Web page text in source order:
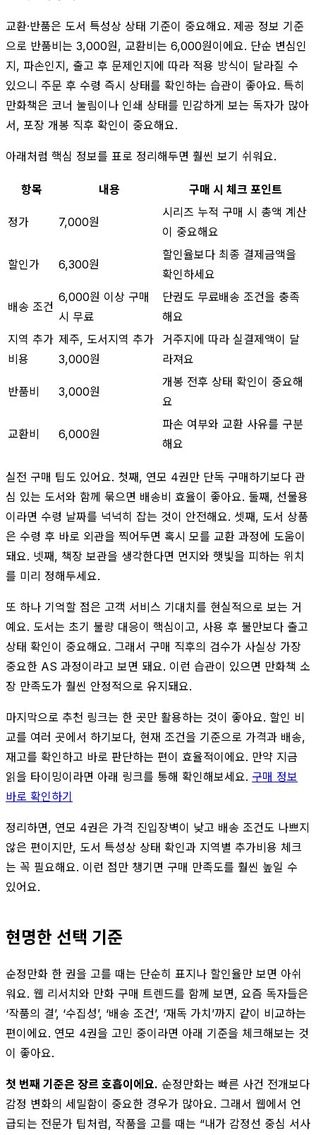
교환·반품은 도서 특성상 상태 기준이 중요해요. 제공 정보 기준
으로 반품비는 3,000원, 교환비는 6,000원이에요. 단순 변심인
지, 파손인지, 출고 후 문제인지에 따라 적용 방식이 달라질 수
있으니 주문 후 수령 즉시 상태를 확인하는 습관이 좋아요. 특히
만화책은 코너 눌림이나 인쇄 상태를 민감하게 보는 독자가 많아
서, 포장 개봉 직후 확인이 중요해요.
아래처럼 핵심 정보를 표로 정리해두면 훨씬 보기 쉬워요.
항목 내용 구매 시 체크 포인트
정가 7,000원
시리즈 누적 구매 시 총액 계산
이 중요해요
할인가 6,300원
할인율보다 최종 결제금액을
확인하세요
배송 조건
6,000원 이상 구매
시 무료
단권도 무료배송 조건을 충족
해요
지역 추가
비용
제주, 도서지역 추가
3,000원
거주지에 따라 실결제액이 달
라져요
반품비 3,000원
개봉 전후 상태 확인이 중요해
요
교환비 6,000원
파손 여부와 교환 사유를 구분
해요
실전 구매 팁도 있어요. 첫째, 연모 4권만 단독 구매하기보다 관
심 있는 도서와 함께 묶으면 배송비 효율이 좋아요. 둘째, 선물용
이라면 수령 날짜를 넉넉히 잡는 것이 안전해요. 셋째, 도서 상품
은 수령 후 바로 외관을 찍어두면 혹시 모를 교환 과정에 도움이
돼요. 넷째, 책장 보관을 생각한다면 먼지와 햇빛을 피하는 위치
를 미리 정해두세요.
또 하나 기억할 점은 고객 서비스 기대치를 현실적으로 보는 거
예요. 도서는 초기 불량 대응이 핵심이고, 사용 후 불만보다 출고
상태 확인이 중요해요. 그래서 구매 직후의 검수가 사실상 가장
중요한 AS 과정이라고 보면 돼요. 이런 습관이 있으면 만화책 소
장 만족도가 훨씬 안정적으로 유지돼요.
마지막으로 추천 링크는 한 곳만 활용하는 것이 좋아요. 할인 비
교를 여러 곳에서 하기보다, 현재 조건을 기준으로 가격과 배송,
재고를 확인하고 바로 판단하는 편이 효율적이에요. 만약 지금
읽을 타이밍이라면 아래 링크를 통해 확인해보세요. 구매 정보
바로 확인하기
정리하면, 연모 4권은 가격 진입장벽이 낮고 배송 조건도 나쁘지
않은 편이지만, 도서 특성상 상태 확인과 지역별 추가비용 체크
는 꼭 필요해요. 이런 점만 챙기면 구매 만족도를 훨씬 높일 수
있어요.
현명한 선택 기준
순정만화 한 권을 고를 때는 단순히 표지나 할인율만 보면 아쉬
워요. 웹 리서치와 만화 구매 트렌드를 함께 보면, 요즘 독자들은
‘작품의 결’, ‘수집성’, ‘배송 조건’, ‘재독 가치’까지 같이 비교하는
편이에요. 연모 4권을 고민 중이라면 아래 기준을 체크해보는 것
이 좋아요.
첫 번째 기준은 장르 호흡이에요. 순정만화는 빠른 사건 전개보다
감정 변화의 세밀함이 중요한 경우가 많아요. 그래서 웹에서 언
급되는 전문가 팁처럼, 작품을 고를 때는 “내가 감정선 중심 서사